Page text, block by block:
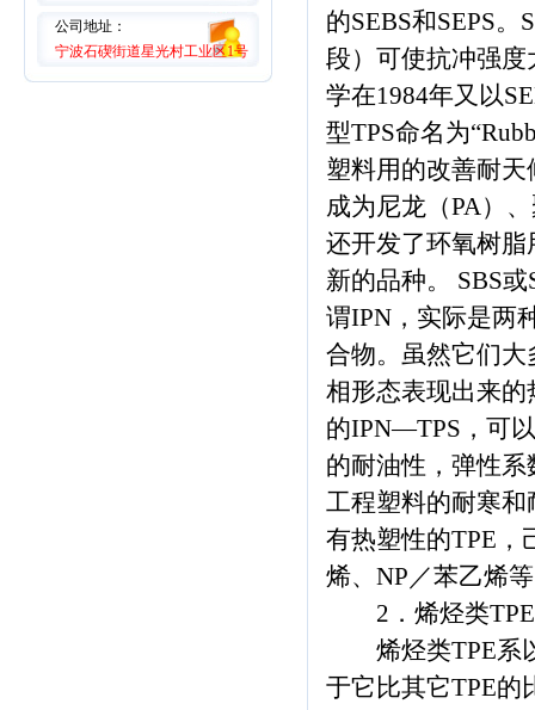
公司地址：
宁波石碶街道星光村工业区1号
的SEBS和SEPS
段）可使抗冲强
学在1984年又以
型TPS命名为
塑料用的改善耐
成为尼龙（PA）
还开发了环氧树脂
新的品种。 SBS
谓IPN，实际是两
合物。虽然它们大
相形态表现出来的
的IPN—TPS，可
的耐油性，弹性
工程塑料的耐寒
有热塑性的TPE，
烯、NP／苯乙烯
2．烯烃类TPE
烯烃类TPE系以
于它比其它TPE的